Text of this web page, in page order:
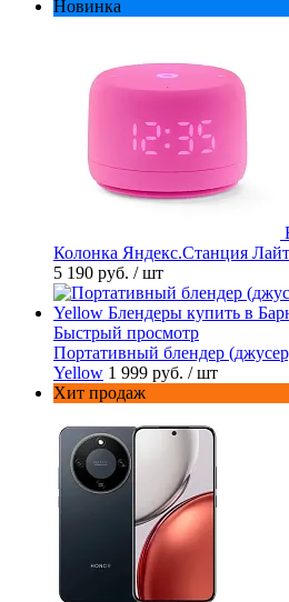
Новинка
Колонка Яндекс.Станция
5 190 руб. / шт
Быстрый просмотр
Портативный блендер
Yellow 1 999 руб. / шт
Хит продаж